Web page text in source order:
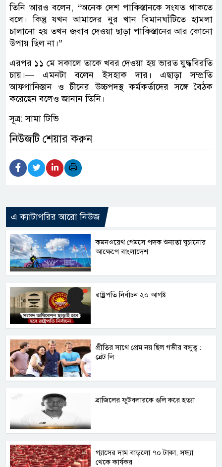
তিনি আরও বলেন, “অনেক দেশ পাকিস্তানকে সংযত থাকতে
বলে। কিন্তু যখন আমাদের নুর খান বিমানঘাঁটিতে হামলা
চালানো হয় তখন জবাব দেওয়া ছাড়া পাকিস্তানের আর কোনো
উপায় ছিল না।”
এরপর ১১ মে সকালে তাকে খবর দেওয়া হয় ভারত যুদ্ধবিরতি
চায়।— এমনটা বলেন ইসহাক দার। এছাড়া সম্প্রতি
আফগানিস্তান ও চীনের উচ্চপদস্থ কর্মকর্তাদের সঙ্গে বৈঠক
করেছেন বলেও জানান তিনি।
সূত্র: সামা টিভি
নিউজটি শেয়ার করুন
এ ক্যাটাগরির আরো নিউজ
কমনওয়েথ গেমসে পদক শুন্যতা ঘুচানোর
আক্ষেপে বাংলাদেশ
রাষ্ট্রপতি নির্বাচন ২০ আগষ্ট
প্রীতির সাথে প্রেম নয় ছিল গভীর বন্ধুত্ব :
ব্রেট লি
ব্রাজিলের ফুটবলারকে গুলি করে হত্যা
গ্যাসের দাম বাড়লো ৭০ টাকা, সন্ধ্যা
থেকে কার্যকর